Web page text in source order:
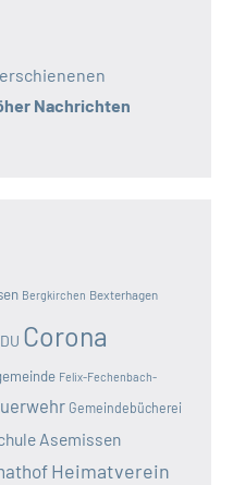
Nachrichten
Bergkirchen Bexterhagen
Corona
Felix-Fechenbach-
Gemeindebücherei
Asemissen
Heimatverein